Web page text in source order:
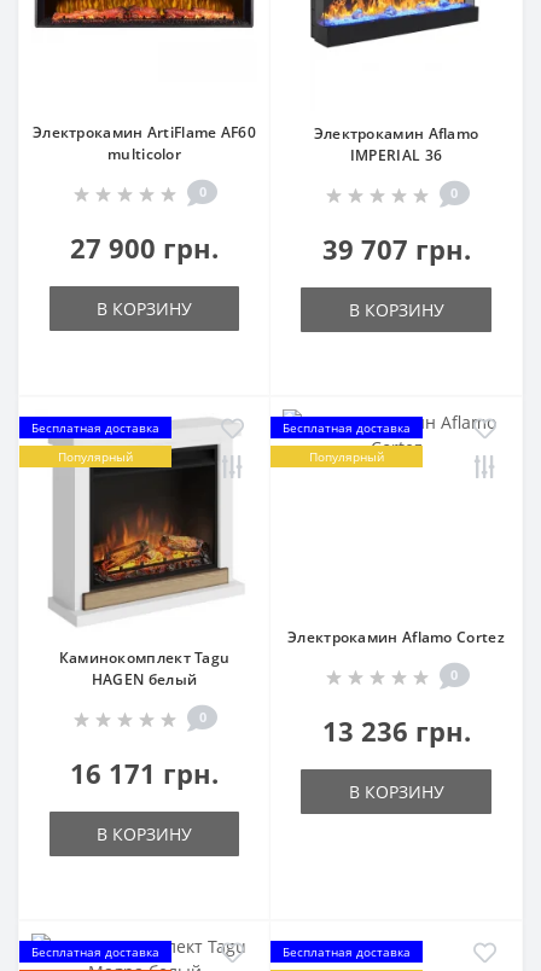
Электрокамин ArtiFlame AF60
multicolor
0
27 900 грн.
В КОРЗИНУ
Электрокамин Aflamo
IMPERIAL 36
0
39 707 грн.
В КОРЗИНУ
Бесплатная доставка
Популярный
Каминокомплект Tagu
HAGEN белый
0
16 171 грн.
В КОРЗИНУ
Бесплатная доставка
Популярный
Электрокамин Aflamo Cortez
0
13 236 грн.
В КОРЗИНУ
Бесплатная доставка
Бесплатная доставка